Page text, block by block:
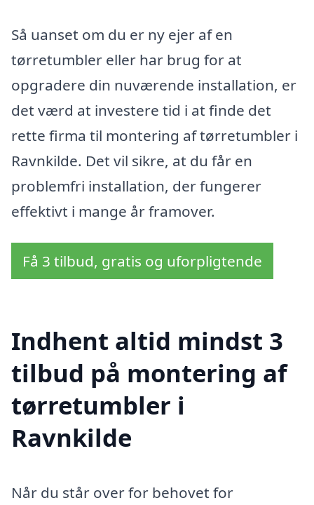
Så uanset om du er ny ejer af en
tørretumbler eller har brug for at
opgradere din nuværende installation, er
det værd at investere tid i at finde det
rette firma til montering af tørretumbler i
Ravnkilde. Det vil sikre, at du får en
problemfri installation, der fungerer
effektivt i mange år framover.
Få 3 tilbud, gratis og uforpligtende
Indhent altid mindst 3
tilbud på montering af
tørretumbler i
Ravnkilde
Når du står over for behovet for